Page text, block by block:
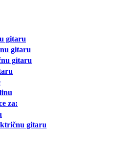
gitaru
gitaru
gitaru
za:
gitaru